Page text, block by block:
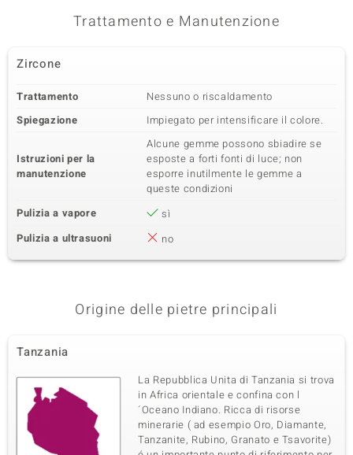
Somma del peso in carati Taglio
Taglio rotondo
pavé
Trattamento e Manutenzione
Zircone
Trattamento
Nessuno o riscaldamento
Spiegazione
Impiegato per intensificare il colore.
Istruzioni per la
manutenzione
Alcune gemme possono sbiadire se
esposte a forti fonti di luce; non
esporre inutilmente le gemme a
queste condizioni
Pulizia a vapore
sì
Pulizia a ultrasuoni
no
Origine delle pietre principali
Tanzania
La Repubblica Unita di Tanzania si trova
in Africa orientale e confina con l
´Oceano Indiano. Ricca di risorse
minerarie ( ad esempio Oro, Diamante,
Tanzanite, Rubino, Granato e Tsavorite)